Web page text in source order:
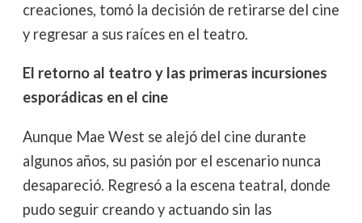
creaciones, tomó la decisión de retirarse del cine
y regresar a sus raíces en el teatro.
El retorno al teatro y las primeras incursiones
esporádicas en el cine
Aunque Mae West se alejó del cine durante
algunos años, su pasión por el escenario nunca
desapareció. Regresó a la escena teatral, donde
pudo seguir creando y actuando sin las